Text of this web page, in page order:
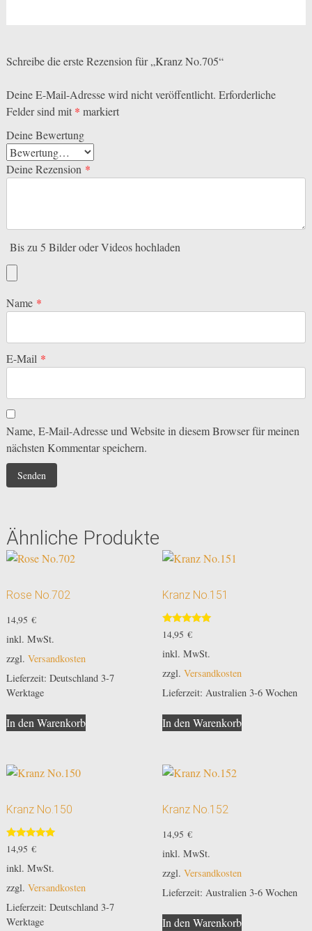
Schreibe die erste Rezension für „Kranz No.705“
Deine E-Mail-Adresse wird nicht veröffentlicht. Erforderliche
Felder sind mit * markiert
Deine Bewertung
Deine Rezension *
Bis zu 5 Bilder oder Videos hochladen
Name *
E-Mail *
Name, E-Mail-Adresse und Website in diesem Browser für meinen
nächsten Kommentar speichern.
Ähnliche Produkte
Rose No.702
14,95 €
inkl. MwSt.
zzgl. Versandkosten
Lieferzeit: Deutschland 3-7
Werktage
In den Warenkorb
Kranz No.151
Bewertet
mit
5.00
von 5
14,95 €
inkl. MwSt.
zzgl. Versandkosten
Lieferzeit: Australien 3-6 Wochen
In den Warenkorb
Kranz No.150
Bewertet
mit
5.00
von 5
14,95 €
inkl. MwSt.
zzgl. Versandkosten
Lieferzeit: Deutschland 3-7
Werktage
Kranz No.152
14,95 €
inkl. MwSt.
zzgl. Versandkosten
Lieferzeit: Australien 3-6 Wochen
In den Warenkorb